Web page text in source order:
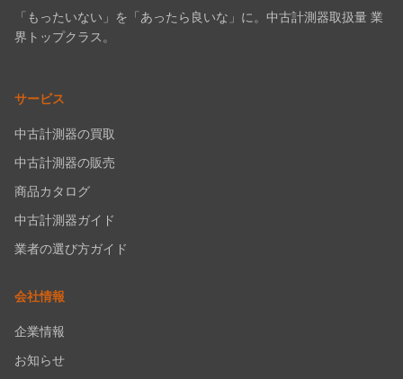
「もったいない」を「あったら良いな」に。中古計測器取扱量 業
界トップクラス。
サービス
中古計測器の買取
中古計測器の販売
商品カタログ
中古計測器ガイド
業者の選び方ガイド
会社情報
企業情報
お知らせ